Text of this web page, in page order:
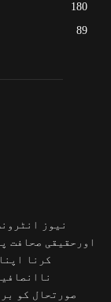
180
89
نیوز
اورحقیقی صحافت
کرنا
صورتحال کو